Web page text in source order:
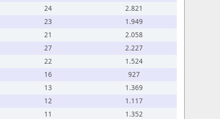
24
2.821
23
1.949
21
2.058
27
2.227
22
1.524
16
927
13
1.369
12
1.117
11
1.352